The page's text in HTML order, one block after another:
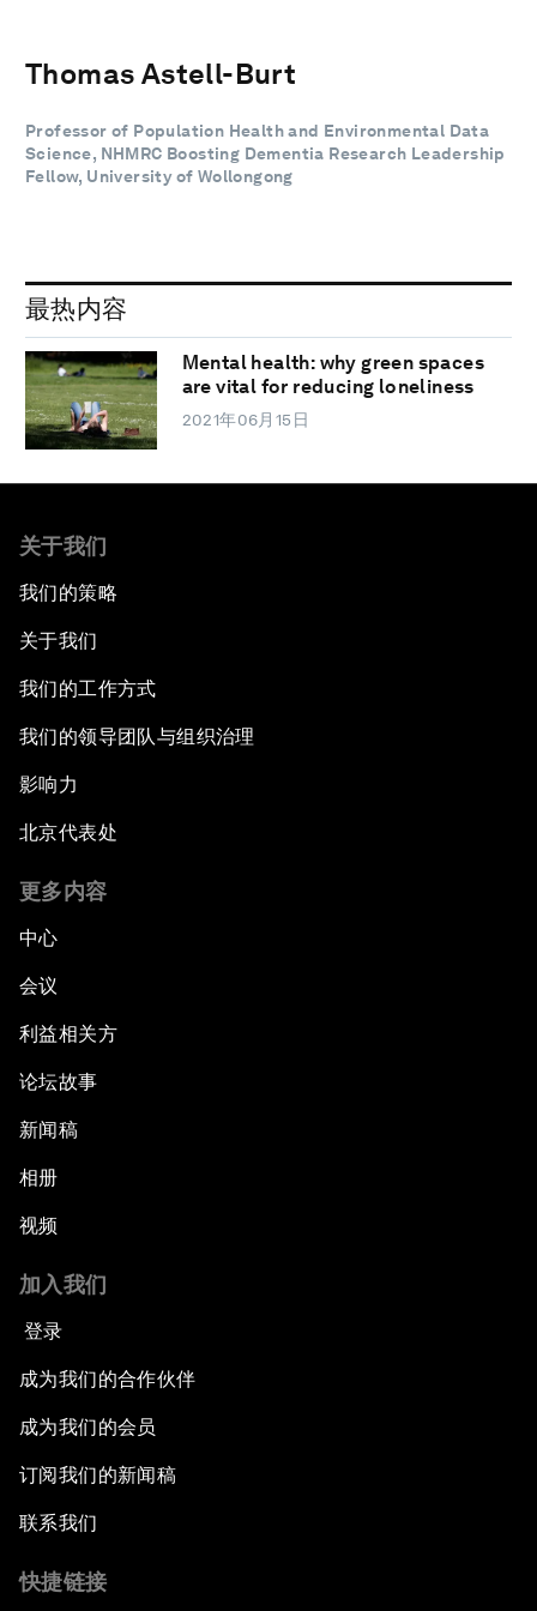
Thomas Astell-Burt
Professor of Population Health and Environmental Data
Science, NHMRC Boosting Dementia Research Leadership
Fellow, University of Wollongong
最热内容
Mental health: why green spaces
are vital for reducing loneliness
2021年06月15日
关于我们
我们的策略
关于我们
我们的工作方式
我们的领导团队与组织治理
影响力
北京代表处
更多内容
中心
会议
利益相关方
论坛故事
新闻稿
相册
视频
加入我们
登录
成为我们的合作伙伴
成为我们的会员
订阅我们的新闻稿
联系我们
快捷链接